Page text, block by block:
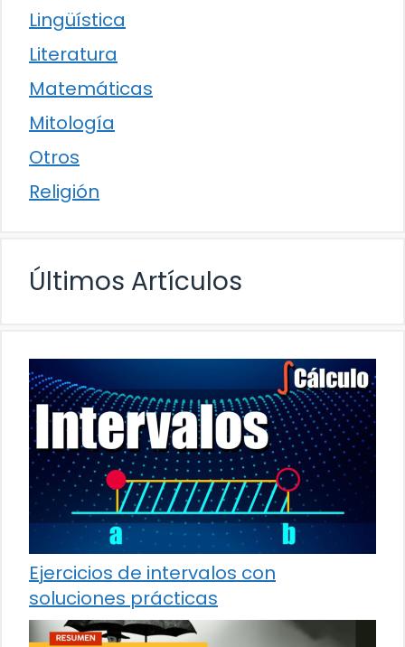
Lingüística
Literatura
Matemáticas
Mitología
Otros
Religión
Últimos Artículos
Ejercicios de intervalos con
soluciones prácticas